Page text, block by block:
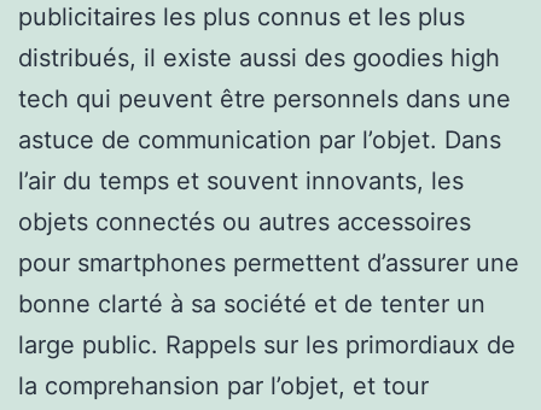
publicitaires les plus connus et les plus
distribués, il existe aussi des goodies high
tech qui peuvent être personnels dans une
astuce de communication par l’objet. Dans
l’air du temps et souvent innovants, les
objets connectés ou autres accessoires
pour smartphones permettent d’assurer une
bonne clarté à sa société et de tenter un
large public. Rappels sur les primordiaux de
la comprehansion par l’objet, et tour